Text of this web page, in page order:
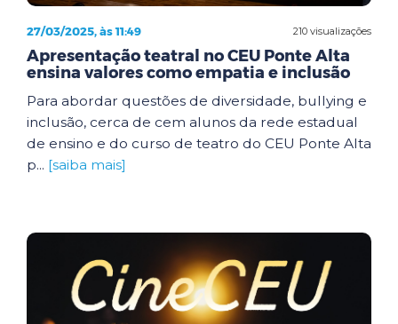
210 visualizações
27/03/2025, às 11:49
Apresentação teatral no CEU Ponte Alta
ensina valores como empatia e inclusão
Para abordar questões de diversidade, bullying e
inclusão, cerca de cem alunos da rede estadual
de ensino e do curso de teatro do CEU Ponte Alta
p... [saiba mais]